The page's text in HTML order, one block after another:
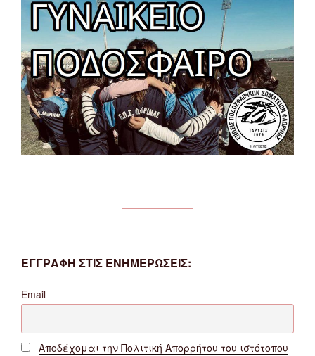
ΕΓΓΡΑΦΗ ΣΤΙΣ ΕΝΗΜΕΡΩΣΕΙΣ:
Email
Αποδέχομαι την Πολιτική Απορρήτου του ιστότοπου